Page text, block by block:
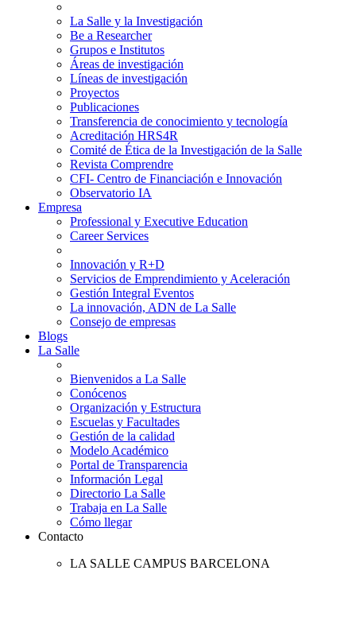
La Salle y la Investigación
Be a Researcher
Grupos e Institutos
Áreas de investigación
Líneas de investigación
Proyectos
Publicaciones
Transferencia de conocimiento y tecnología
Acreditación HRS4R
Comité de Ética de la Investigación de la Salle
Revista Comprendre
CFI- Centro de Financiación e Innovación
Observatorio IA
Empresa
Professional y Executive Education
Career Services
Innovación y R+D
Servicios de Emprendimiento y Aceleración
Gestión Integral Eventos
La innovación, ADN de La Salle
Consejo de empresas
Blogs
La Salle
Bienvenidos a La Salle
Conócenos
Organización y Estructura
Escuelas y Facultades
Gestión de la calidad
Modelo Académico
Portal de Transparencia
Información Legal
Directorio La Salle
Trabaja en La Salle
Cómo llegar
Contacto
LA SALLE CAMPUS BARCELONA